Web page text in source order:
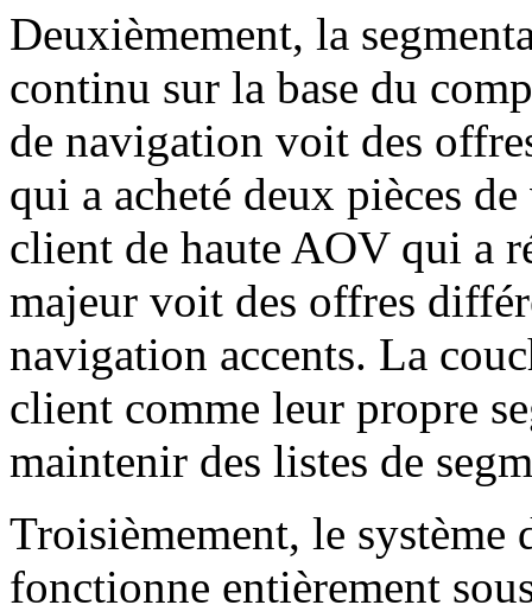
Deuxièmement, la
continu sur la base du
de navigation voit des
qui a acheté deux pièces
client de haute AOV qui a
majeur voit des offres
navigation accents. La
client comme leur propre
maintenir des listes de
Troisièmement, le système
fonctionne entièrement